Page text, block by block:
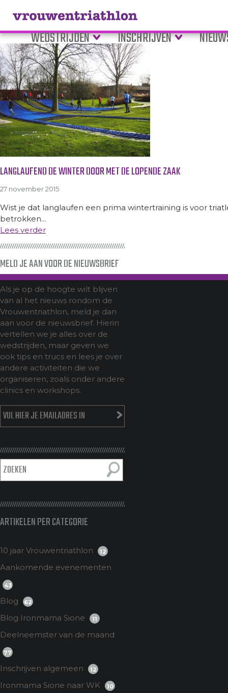
WEDSTRIJDEN INSCHRIJVEN
Tag Archive: gouda
LANGLAUFEND DE WINTER DOOR MET DE LOPENDE ZAAK
27 november 2015
Wist je dat langlaufen een prima wintertraining is voor
betrokken...
Lees verder
MELD JE AAN VOOR DE NIEUWSBRIEF
Als je op de hoogte wilt blijven
van al het nieuws rondom de
Vrouwentriathlon, meld je dan
aan voor de nieuwsbrief. Hierin
vertellen we je alles over de
wedstrijden, maar geven we
ook tips en trucs en lees je over
andere activiteiten die we
organiseren, zoals onder andere
clinics en workshops.
ARTIKELEN PER CATEGORIE
10 jaar Vrouwentriathlon 12
Aankomende evenementen
43
Blog 62
Blog Ironmama Sione 11
Deelneemster van de maand
77
Inschrijven algemeen 12
Ironmama Sione naar WK 10